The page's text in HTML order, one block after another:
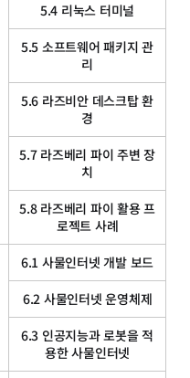
5.4 리눅스 터미널
5.5 소프트웨어 패키지 관
리
5.6 라즈비안 데스크탑 환
경
5.7 라즈베리 파이 주변 장
치
5.8 라즈베리 파이 활용 프
로젝트 사례
6.1 사물인터넷 개발 보드
6.2 사물인터넷 운영체제
6.3 인공지능과 로봇을 적
용한 사물인터넷